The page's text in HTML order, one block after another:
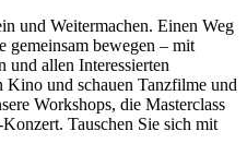
und Weitermachen. Einen Weg
gemeinsam bewegen – mit
und allen Interessierten
und schauen Tanzfilme und
Workshops, die Masterclass
Tauschen Sie sich mit